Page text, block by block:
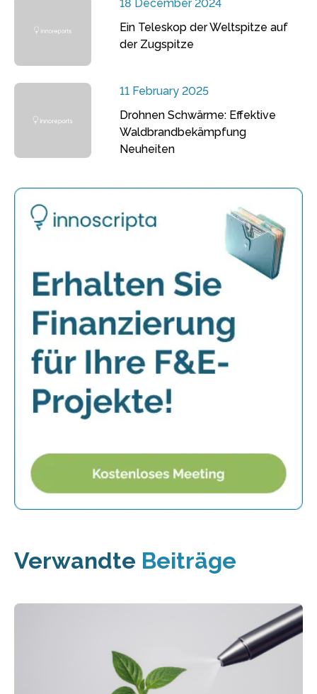
18 December 2024
Ein Teleskop der Weltspitze auf
der Zugspitze
11 February 2025
Drohnen Schwärme: Effektive
Waldbrandbekämpfung
Neuheiten
Verwandte Beiträge